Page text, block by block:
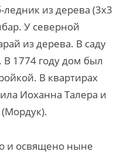
ледник из дерева (3х3
У северной
из дерева. В саду
1774 году дом был
В квартирах
Иоханна Талера и
и освящено ныне